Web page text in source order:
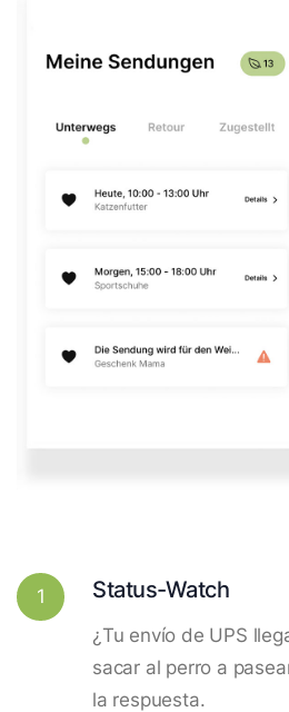
1 Status-Watch
¿Tu envío de UPS
sacar al perro a
la respuesta.